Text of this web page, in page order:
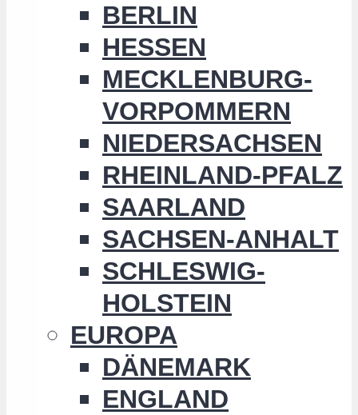
BERLIN
HESSEN
MECKLENBURG-
VORPOMMERN
NIEDERSACHSEN
RHEINLAND-PFALZ
SAARLAND
SACHSEN-ANHALT
SCHLESWIG-
HOLSTEIN
EUROPA
DÄNEMARK
ENGLAND